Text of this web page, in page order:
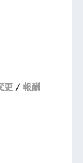
更 報酬